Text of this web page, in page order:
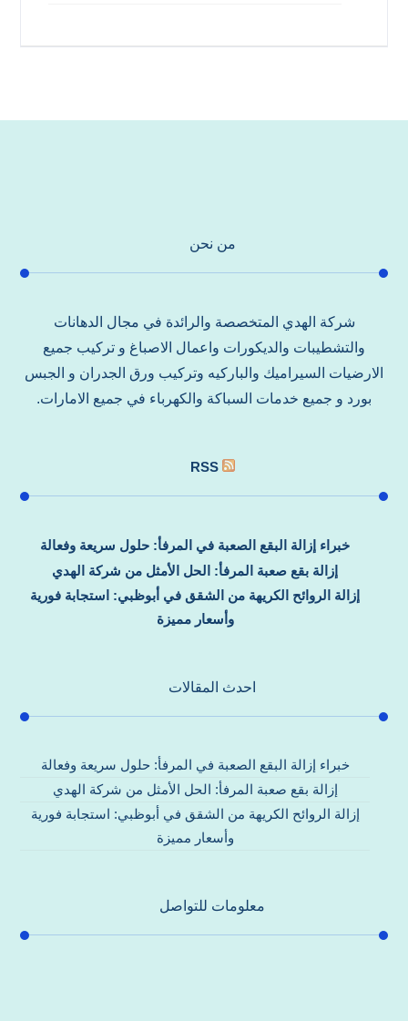
من نحن
شركة الهدي المتخصصة والرائدة في مجال الدهانات
والتشطيبات والديكورات واعمال الاصباغ و تركيب جميع
الارضيات السيراميك والباركيه وتركيب ورق الجدران و الجبس
بورد و جميع خدمات السباكة والكهرباء في جميع الامارات.
RSS
خبراء إزالة البقع الصعبة في المرفأ: حلول سريعة وفعالة
إزالة بقع صعبة المرفأ: الحل الأمثل من شركة الهدي
إزالة الروائح الكريهة من الشقق في أبوظبي: استجابة فورية
وأسعار مميزة
احدث المقالات
خبراء إزالة البقع الصعبة في المرفأ: حلول سريعة وفعالة
إزالة بقع صعبة المرفأ: الحل الأمثل من شركة الهدي
إزالة الروائح الكريهة من الشقق في أبوظبي: استجابة فورية
وأسعار مميزة
معلومات للتواصل